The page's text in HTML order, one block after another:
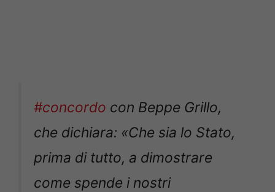
#concordo con Beppe Grillo,
che dichiara: «Che sia lo Stato,
prima di tutto, a dimostrare
come spende i nostri